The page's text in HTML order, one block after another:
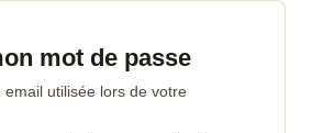
mot de passe
email utilisée lors de votre